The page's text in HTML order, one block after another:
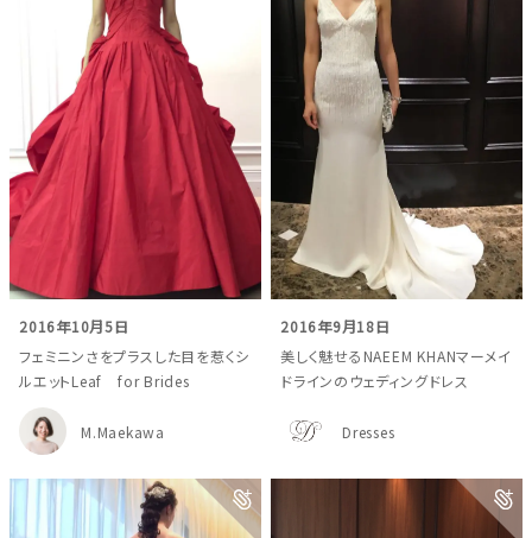
2016年10月5日
フェミニンさをプラスした目を惹くシ
ルエットLeaf for Brides
M.Maekawa
2016年9月18日
美しく魅せるNAEEM KHANマーメイ
ドラインのウェディングドレス
Dresses